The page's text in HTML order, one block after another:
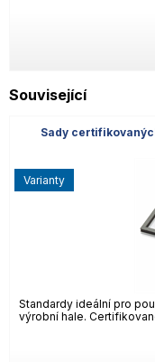
Související
Sady
Standardy ideální pro
výrobní hale.
varianty